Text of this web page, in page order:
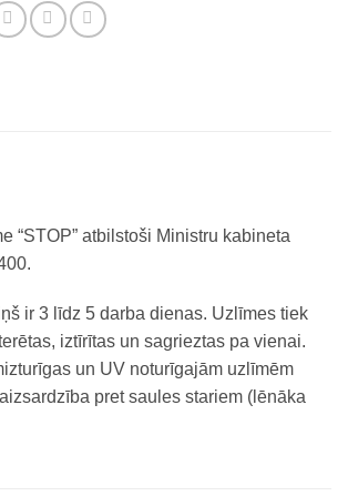
“STOP” atbilstoši Ministru kabineta
ir 3 līdz 5 darba dienas. Uzlīmes tiek
iztīrītas un sagrieztas pa vienai.
un UV noturīgajām uzlīmēm
pret saules stariem (lēnāka